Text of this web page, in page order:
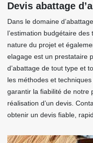
Devis abattage
Dans le domaine
l’estimation budgétaire
nature du projet et
elagage est un prestataire
d’abattage de tout type et
les méthodes et
garantir la fiabilité de notre
réalisation d’un devis.
obtenir un devis fiable,